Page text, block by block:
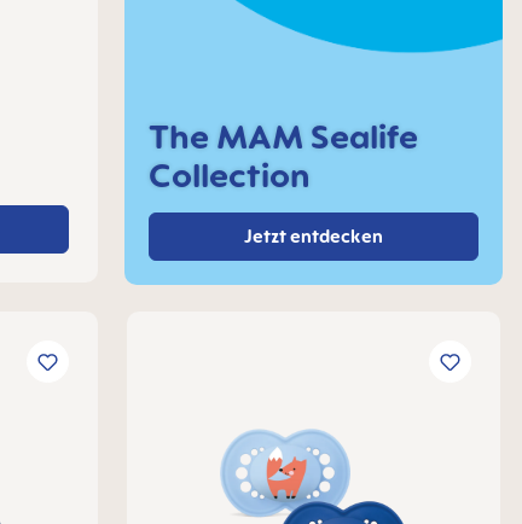
The MAM Sealife
Collection
Jetzt entdecken